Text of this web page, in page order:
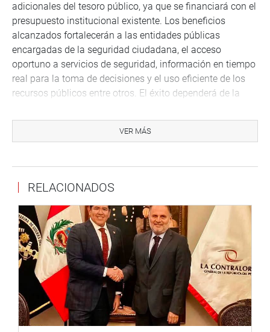
adicionales del tesoro público, ya que se financiará con el
presupuesto institucional existente. ​Los beneficios
alcanzados fortalecerán a las entidades públicas
encargadas de la seguridad ciudadana, el acceso
oportuno a servicios de seguridad, información en tiempo
real para la toma de decisiones y el uso eficiente de los
recursos públicos entre otros. El éxito dependerá de la
colaboración institucional, agregó el parlamentario
1.- Por sexo:
-El28.6% de los hombresy el26.2% de las mujeresfueron
víctimas de delitos en el mismo período. ​
-Comparado con el semestre móvil marzo-agosto 2023, la
victimización masculina aumentó en
0.3 puntos
porcentuales , mientras que la femenina disminuyó en1.5
puntos porcentuales
.
2.- Por grupos de edad:
VER MÁS
RELACIONADOS